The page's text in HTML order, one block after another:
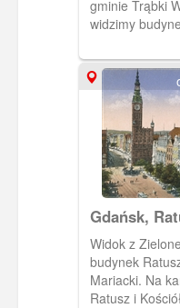
gminie Trąbki
widzimy
i gruntownie
1864 (wieża
Dzisiaj
Przemienienia
Gdańsk,
Miasta
Widok z
budynek
Mariacki. Na
Ratusz i